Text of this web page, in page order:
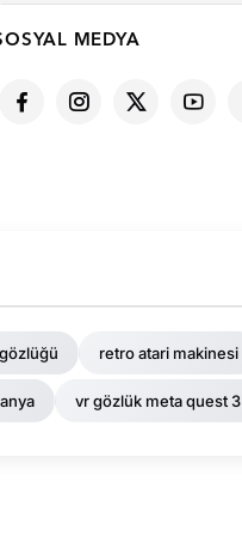
MEDYA
retro atari makinesi
vr gözlük meta quest 3